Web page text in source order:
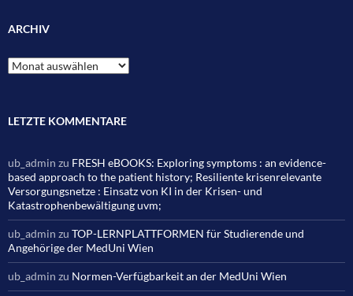
ARCHIV
Archiv
LETZTE KOMMENTARE
ub_admin zu FRESH eBOOKS: Exploring symptoms : an evidence-
based approach to the patient history; Resiliente krisenrelevante
Versorgungsnetze : Einsatz von KI in der Krisen- und
Katastrophenbewältigung uvm;
ub_admin zu TOP-LERNPLATTFORMEN für Studierende und
Angehörige der MedUni Wien
ub_admin zu Normen-Verfügbarkeit an der MedUni Wien